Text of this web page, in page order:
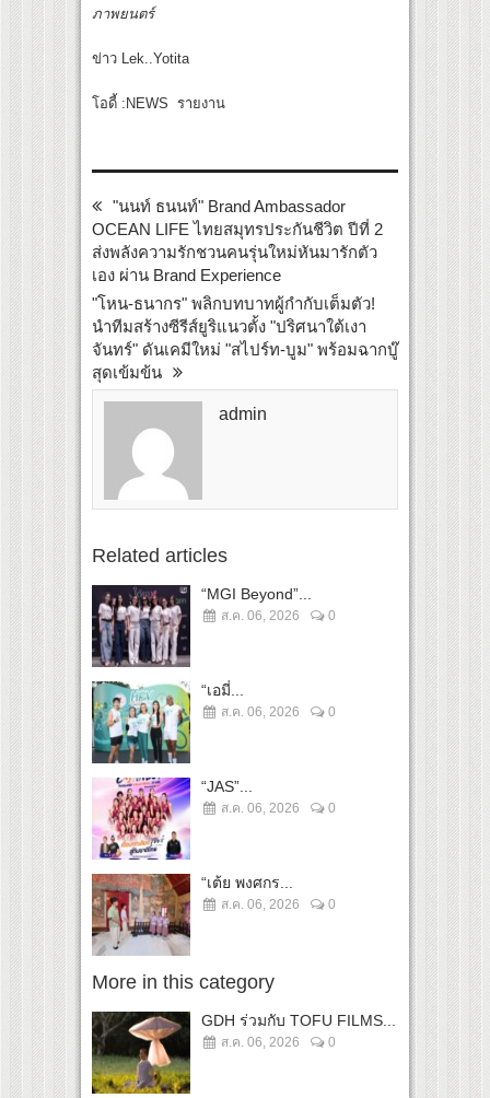
ภาพยนตร์
ข่าว Lek..Yotita
โอดี้ :NEWS รายงาน
"นนท์ ธนนท์" Brand Ambassador
OCEAN LIFE ไทยสมุทรประกันชีวิต ปีที่ 2
ส่งพลังความรักชวนคนรุ่นใหม่หันมารักตัว
เอง ผ่าน Brand Experience
"โหน-ธนากร" พลิกบทบาทผู้กำกับเต็มตัว!
นำทีมสร้างซีรีส์ยูริแนวตั้ง "ปริศนาใต้เงา
จันทร์" ดันเคมีใหม่ "สไปร์ท-บูม" พร้อมฉากบู๊
สุดเข้มข้น
admin
Related articles
“MGI Beyond”...
ส.ค. 06, 2026 0
“เอมี่...
ส.ค. 06, 2026 0
“JAS”...
ส.ค. 06, 2026 0
“เต้ย พงศกร...
ส.ค. 06, 2026 0
More in this category
GDH ร่วมกับ TOFU FILMS...
ส.ค. 06, 2026 0